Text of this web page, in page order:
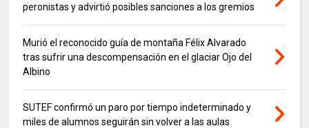
peronistas y advirtió posibles sanciones a los gremios
Murió el reconocido guía de montaña Félix Alvarado
tras sufrir una descompensación en el glaciar Ojo del
Albino
SUTEF confirmó un paro por tiempo indeterminado y
miles de alumnos seguirán sin volver a las aulas